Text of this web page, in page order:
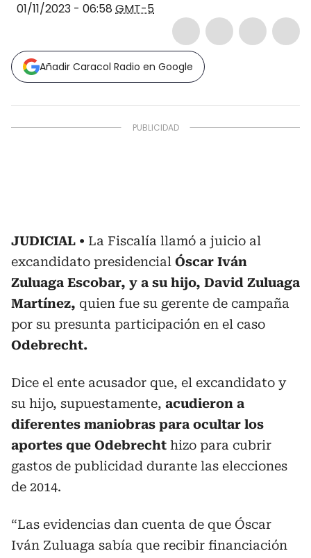
01/11/2023 - 06:58 GMT-5
Añadir Caracol Radio en Google
JUDICIAL
La Fiscalía llamó a juicio al
excandidato presidencial Óscar Iván
Zuluaga Escobar, y a su hijo, David Zuluaga
Martínez, quien fue su gerente de campaña
por su presunta participación en el caso
Odebrecht.
Dice el ente acusador que, el excandidato y
su hijo, supuestamente, acudieron a
diferentes maniobras para ocultar los
aportes que Odebrecht hizo para cubrir
gastos de publicidad durante las elecciones
de 2014.
“Las evidencias dan cuenta de que Óscar
Iván Zuluaga sabía que recibir financiación